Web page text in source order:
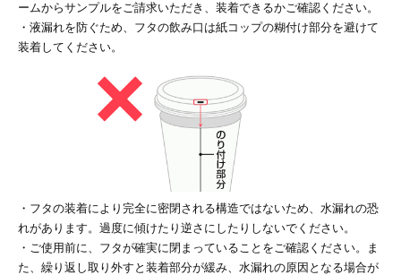
ームからサンプルをご請求いただき、装着できるかご確認ください。
・液漏れを防ぐため、フタの飲み口は紙コップの糊付け部分を避けて
装着してください。
・フタの装着により完全に密閉される構造ではないため、水漏れの恐
れがあります。過度に傾けたり逆さにしたりしないでください。
・ご使用前に、フタが確実に閉まっていることをご確認ください。ま
た、繰り返し取り外すと装着部分が緩み、水漏れの原因となる場合が